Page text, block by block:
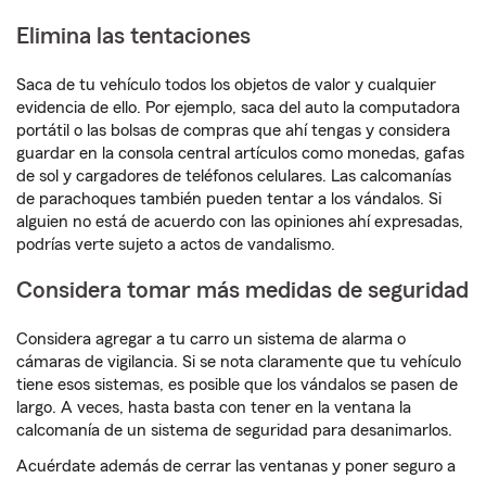
Elimina las tentaciones
Saca de tu vehículo todos los objetos de valor y cualquier
evidencia de ello. Por ejemplo, saca del auto la computadora
portátil o las bolsas de compras que ahí tengas y considera
guardar en la consola central artículos como monedas, gafas
de sol y cargadores de teléfonos celulares. Las calcomanías
de parachoques también pueden tentar a los vándalos. Si
alguien no está de acuerdo con las opiniones ahí expresadas,
podrías verte sujeto a actos de vandalismo.
Considera tomar más medidas de seguridad
Considera agregar a tu carro un sistema de alarma o
cámaras de vigilancia. Si se nota claramente que tu vehículo
tiene esos sistemas, es posible que los vándalos se pasen de
largo. A veces, hasta basta con tener en la ventana la
calcomanía de un sistema de seguridad para desanimarlos.
Acuérdate además de cerrar las ventanas y poner seguro a